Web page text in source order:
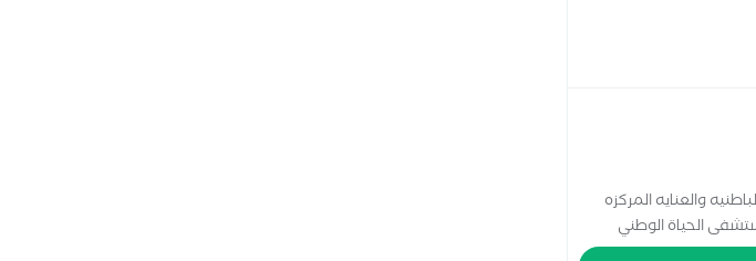
والعنايه المركزه
الحياة الوطني
الأوروبية للحساسيه